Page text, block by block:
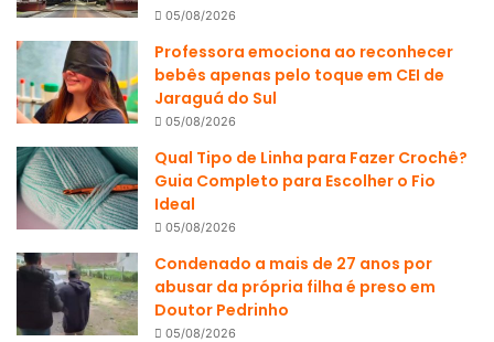
05/08/2026
Professora emociona ao reconhecer
bebês apenas pelo toque em CEI de
Jaraguá do Sul
05/08/2026
Qual Tipo de Linha para Fazer Crochê?
Guia Completo para Escolher o Fio
Ideal
05/08/2026
Condenado a mais de 27 anos por
abusar da própria filha é preso em
Doutor Pedrinho
05/08/2026